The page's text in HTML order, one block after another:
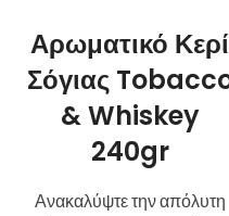
Αρωματικό Κερί
Σόγιας
& Whiskey
240gr
Ανακαλύψτε την απόλυτη